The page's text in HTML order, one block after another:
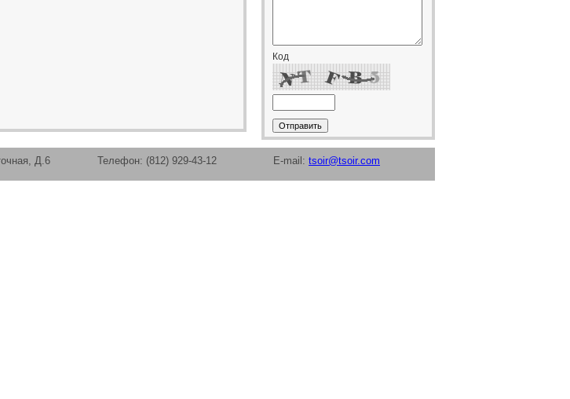
Код
Д.6 Телефон: (812) 929-43-12 E-mail: tsoir@tsoir.com